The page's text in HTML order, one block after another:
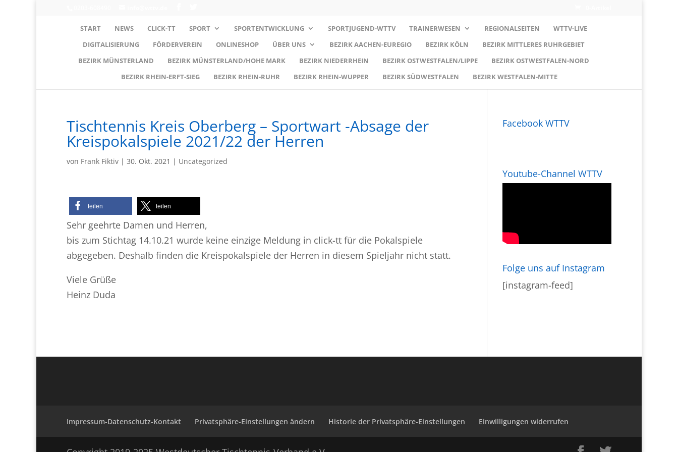
START NEWS CLICK-TT SPORT SPORTENTWICKLUNG SPORTJUGEND-WTTV TRAINERWESEN REGIONALSEITEN
WTTV-LIVE
DIGITALISIERUNG
FÖRDERVEREIN ONLINESHOP ÜBER UNS BEZIRK AACHEN-EUREGIO BEZIRK KÖLN
BEZIRK MITTLERES RUHRGEBIET
BEZIRK MÜNSTERLAND
BEZIRK MÜNSTERLAND/HOHE MARK BEZIRK NIEDERRHEIN BEZIRK OSTWESTFALEN/LIPPE
BEZIRK OSTWESTFALEN-NORD
BEZIRK RHEIN-ERFT-SIEG
BEZIRK RHEIN-RUHR BEZIRK RHEIN-WUPPER BEZIRK SÜDWESTFALEN BEZIRK WESTFALEN-MITTE
Tischtennis Kreis Oberberg – Sportwart -Absage der
Kreispokalspiele 2021/22 der Herren
von Frank Fiktiv | 30. Okt. 2021 | Uncategorized
teilen teilen
Sehr geehrte Damen und Herren,
bis zum Stichtag 14.10.21 wurde keine einzige Meldung in click-tt für die Pokalspiele
abgegeben. Deshalb finden die Kreispokalspiele der Herren in diesem Spieljahr nicht statt.
Viele Grüße
Heinz Duda
Facebook WTTV
Youtube-Channel WTTV
Folge uns auf Instagram
[instagram-feed]
Impressum-Datenschutz-Kontakt Privatsphäre-Einstellungen ändern Historie der Privatsphäre-Einstellungen Einwilligungen widerrufen